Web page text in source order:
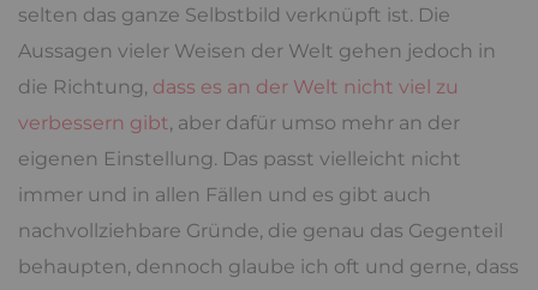
selten das ganze Selbstbild verknüpft ist. Die
Aussagen vieler Weisen der Welt gehen jedoch in
die Richtung, dass es an der Welt nicht viel zu
verbessern gibt, aber dafür umso mehr an der
eigenen Einstellung. Das passt vielleicht nicht
immer und in allen Fällen und es gibt auch
nachvollziehbare Gründe, die genau das Gegenteil
behaupten, dennoch glaube ich oft und gerne, dass